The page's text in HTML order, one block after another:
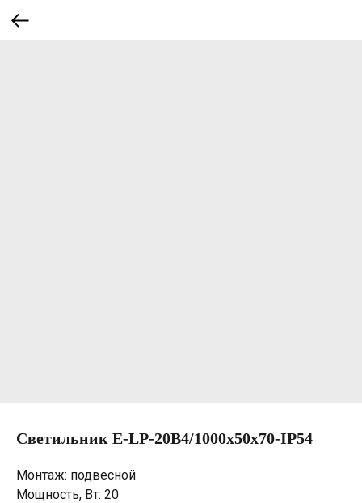
Светильник E-LP-20B4/1000х50х70-IP54
Монтаж: подвесной
Мощность, Вт: 20